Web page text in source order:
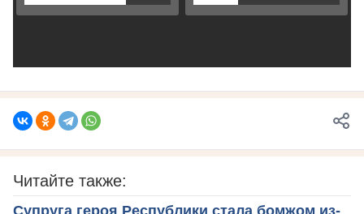
Читайте также: